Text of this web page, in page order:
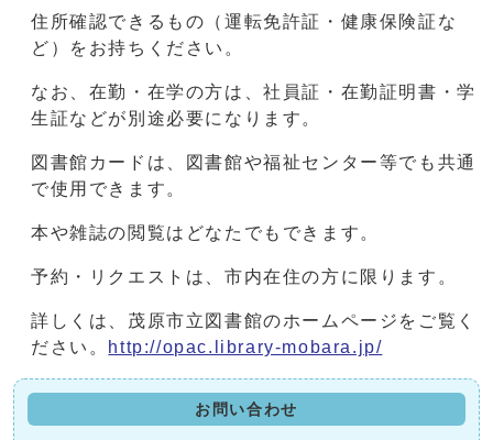
住所確認できるもの（運転免許証・健康保険証な
ど）をお持ちください。
なお、在勤・在学の方は、社員証・在勤証明書・学
生証などが別途必要になります。
図書館カードは、図書館や福祉センター等でも共通
で使用できます。
本や雑誌の閲覧はどなたでもできます。
予約・リクエストは、市内在住の方に限ります。
詳しくは、茂原市立図書館のホームページをご覧く
ださい。 http://opac.library-mobara.jp/
お問い合わせ